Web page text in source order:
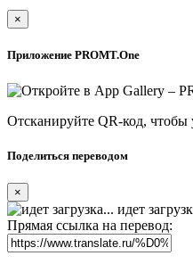
×
Приложение PROMT.One
Отсканируйте QR-код,
Поделиться переводом
×
идет
Прямая ссылка на перевод: